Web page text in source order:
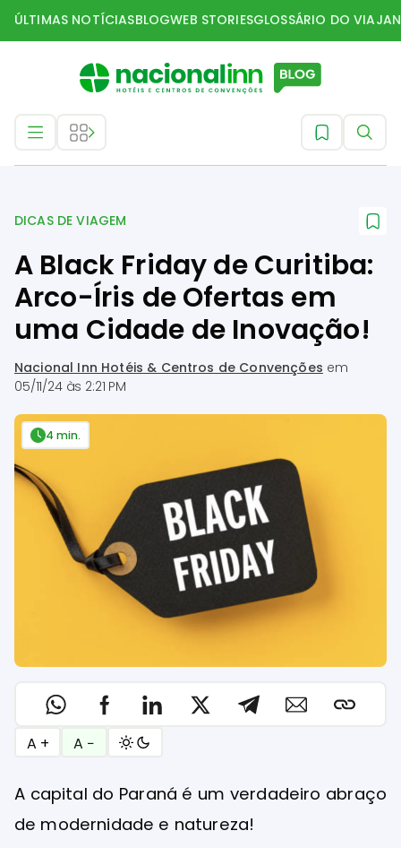
ÚLTIMAS NOTÍCIASBLOGWEB STORIESGLOSSÁRIO DO
DICAS DE VIAGEM
A Black Friday de Curitiba:
Arco-Íris de Ofertas em
uma Cidade de Inovação!
Nacional Inn Hotéis & Centros de Convenções em
05/11/24 às 2:21 PM
4 min.
A + A −
A capital do Paraná é um verdadeiro abraço
de modernidade e natureza!